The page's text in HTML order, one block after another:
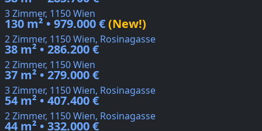
3 Zimmer, 1150 Wien
130 m² • 979.000 €(New!)
2 Zimmer, 1150 Wien, Rosinagasse
38 m² • 286.200 €
2 Zimmer, 1150 Wien
37 m² • 279.000 €
3 Zimmer, 1150 Wien, Rosinagasse
54 m² • 407.400 €
2 Zimmer, 1150 Wien, Rosinagasse
44 m² • 332.000 €